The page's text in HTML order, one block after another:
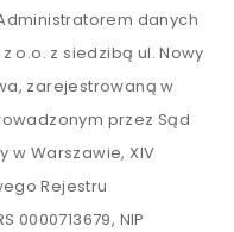
danych
o.o. z siedzibą ul. Nowy
zarejestrowaną w
przez Sąd
w Warszawie, XIV
Rejestru
0000713679, NIP